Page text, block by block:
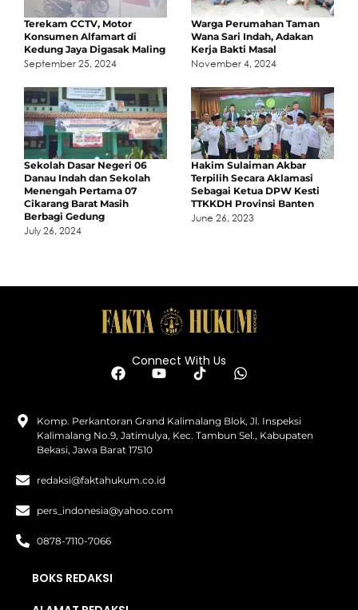
Terekam CCTV, Motor
Konsumen Alfamart di
Kedung Jaya Digasak Maling
September 25, 2024
Warga Perumahan Taman
Wana Sari Indah, Adakan
Kerja Bakti Masal
November 4, 2024
Sekolah Dasar Negeri 06
Danau Indah dan Sekolah
Menengah Pertama 07
Cikarang Barat Masih
Berbagi Gedung
July 26, 2024
Hakim Sulaiman Akbar
Terpilih Secara Aklamasi
Sebagai Ketua DPW Kesti
TTKKDH Provinsi Banten
June 26, 2023
Connect With Us
Komp. Perkantoran Grand Kalimalang Blok, Jl. Inspeksi
Kalimalang No.9, Jatimulya, Kec. Tambun Sel., Kabupaten
Bekasi, Jawa Barat 17510
redaksi@faktahukum.co.id
pers_indonesia@yahoo.com
0878-7110-7066
BOKS REDAKSI